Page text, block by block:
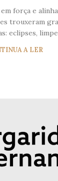
força e
trouxeram
eclipses,
A LER